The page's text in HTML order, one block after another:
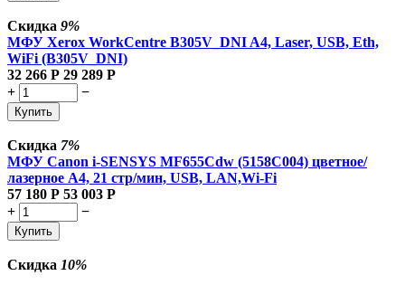
Скидка 9%
МФУ Xerox WorkCentre B305V_DNI A4, Laser, USB, Eth,
WiFi (B305V_DNI)
32 266 Р 29 289 Р
+
−
Купить
Скидка 7%
МФУ Canon i-SENSYS MF655Cdw (5158C004) цветное/
лазерное A4, 21 стр/мин, USB, LAN,Wi-Fi
57 180 Р 53 003 Р
+
−
Купить
Скидка 10%